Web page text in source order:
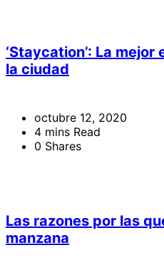
‘Staycation’: La
la ciudad
octubre 12, 2020
4 mins Read
0 Shares
Las razones por las
manzana